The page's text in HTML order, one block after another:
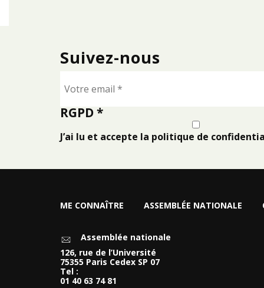
Suivez-nous
RGPD*
J’ai lu et accepte la politique de
ME CONNAÎTRE ASSEMBLÉE NATIONALE
Assemblée nationale
126, rue de l’Université
75355 Paris Cedex SP 07
Tel :
01 40 63 74 81